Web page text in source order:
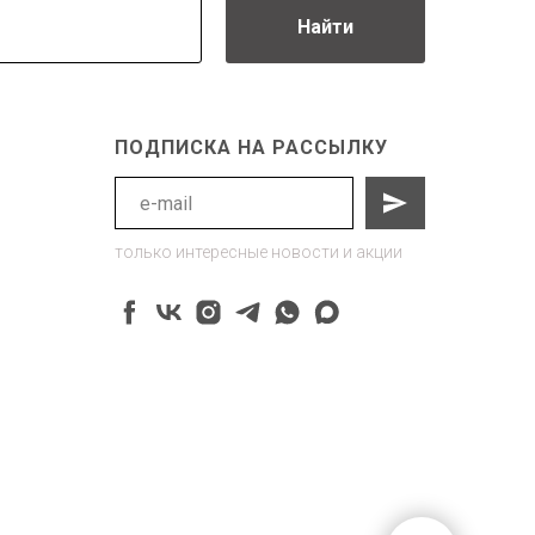
Найти
ПОДПИСКА НА РАССЫЛКУ
только интересные новости и акции